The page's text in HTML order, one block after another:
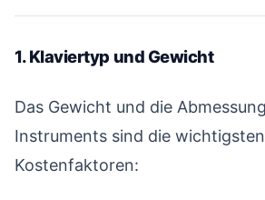
1. Klaviertyp und Gewicht
Das Gewicht und die
Instruments sind die wichtigsten
Kostenfaktoren: